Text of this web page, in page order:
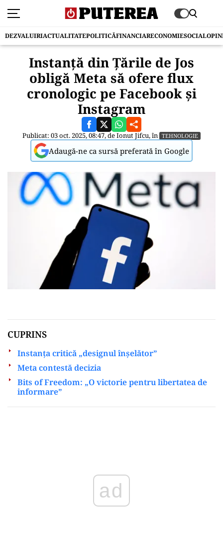
DEZVALUIRIACTUALITATEPOLITICĂFINANCIARECONOMIESOCIAL
Instanță din Ţările de Jos
obligă Meta să ofere flux
cronologic pe Facebook și
Instagram
Publicat: 03 oct. 2025, 08:47, deIonut Jifcu, în TEHNOLOGIE
Adaugă-ne ca sursă preferată în Google
CUPRINS
Instanța critică „designul înșelător”
Meta contestă decizia
Bits of Freedom: „O victorie pentru libertatea de
informare”